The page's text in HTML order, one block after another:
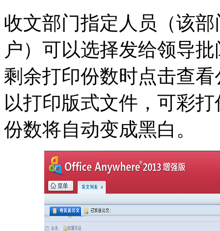
收文部门指定人员（该
户）可以选择发给领导
剩余打印份数时点击查
以打印版式文件，可彩
份数将自动变成黑白。